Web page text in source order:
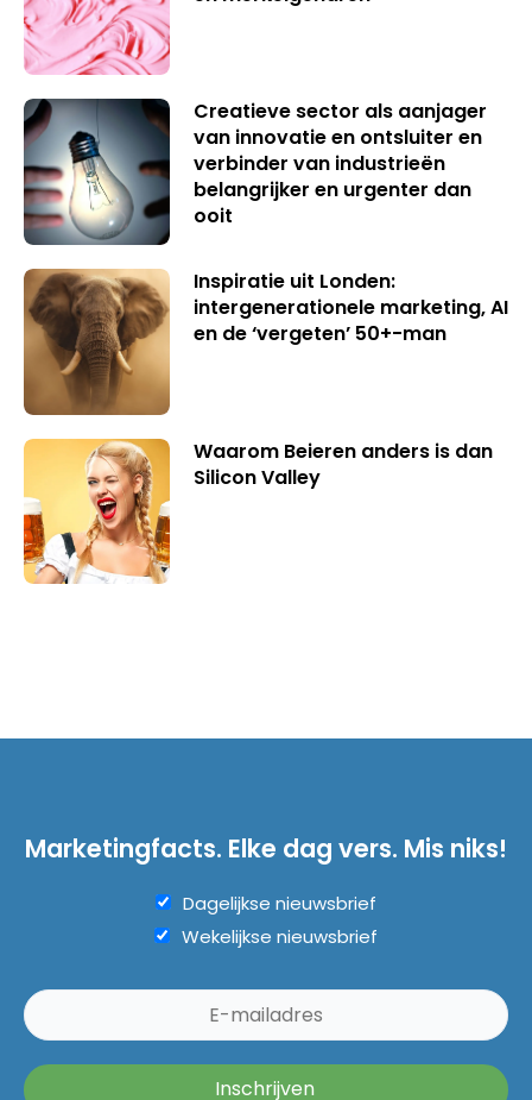
Creatieve sector als aanjager
van innovatie en ontsluiter en
verbinder van industrieën
belangrijker en urgenter dan
ooit
Inspiratie uit Londen:
intergenerationele marketing, AI
en de ‘vergeten’ 50+-man
Waarom Beieren anders is dan
Silicon Valley
Marketingfacts. Elke dag vers. Mis niks!
Dagelijkse nieuwsbrief
Wekelijkse nieuwsbrief